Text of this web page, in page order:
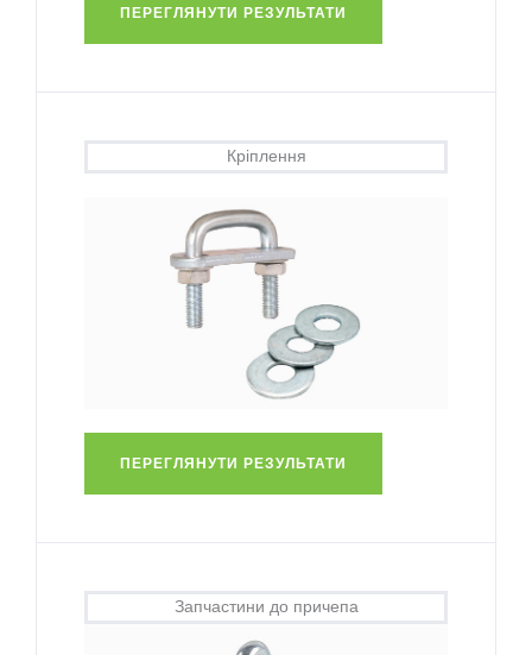
ПЕРЕГЛЯНУТИ РЕЗУЛЬТАТИ
Кріплення
ПЕРЕГЛЯНУТИ РЕЗУЛЬТАТИ
Запчастини до причепа